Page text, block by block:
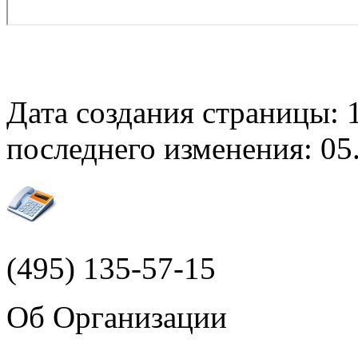
Дата создания страницы:
последнего изменения:
(495) 135-57-15
Об Организации